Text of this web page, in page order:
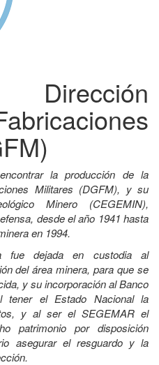
Dirección
la producción de la
Militares (DGFM), y su
Minero (CEGEMIN),
desde el año 1941 hasta
en 1994.
fue dejada en custodia al
del área minera, para que se
y su incorporación al Banco
tener el Estado Nacional la
y al ser el SEGEMAR el
patrimonio por disposición
asegurar el resguardo y la